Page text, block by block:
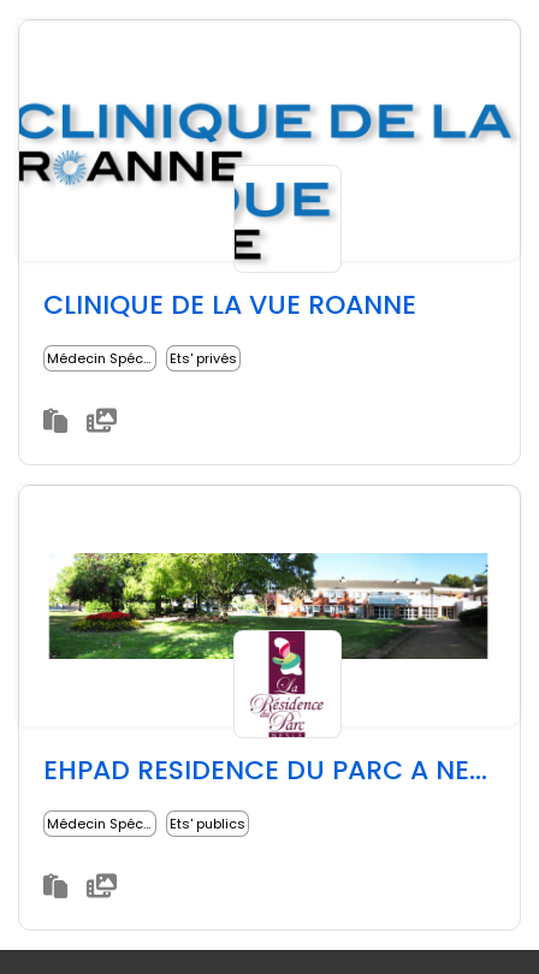
CLINIQUE DE LA VUE ROANNE
Médecin Spécialiste Ets' privés
EHPAD RESIDENCE DU PARC A NESLE
Médecin Spécialiste Ets' publics